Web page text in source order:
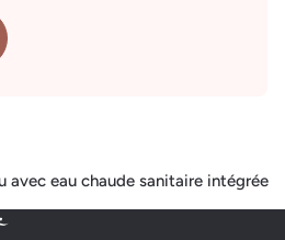
avec eau chaude sanitaire intégrée